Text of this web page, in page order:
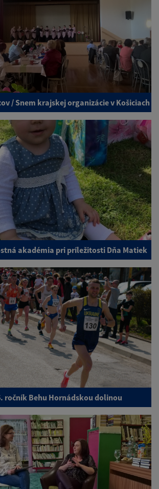
/ Snem krajskej organizácie v Košiciach
akadémia pri príležitosti Dňa Matiek
ročník Behu Hornádskou dolinou